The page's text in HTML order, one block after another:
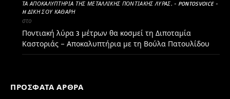
ΤΑ ΑΠΟΚΑΛΥΠΤΉΡΙΑ ΤΗΣ ΜΕΤΑΛΛΙΚΉΣ ΠΟΝΤΙΑΚΉΣ ΛΎΡΑΣ. - PONTOSVOICE -
H ΔΙΚΉ ΣΟΥ ΚΑΘΑΡΗ
στο
Ποντιακή λύρα 3 μέτρων θα κοσμεί τη Διποταμία
Καστοριάς – Αποκαλυπτήρια με τη Βούλα Πατουλίδου
ΠΡΌΣΦΑΤΑ ΆΡΘΡΑ